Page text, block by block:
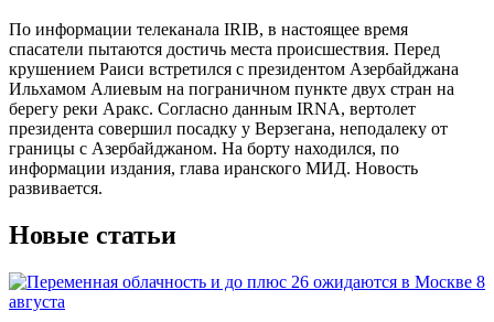
По информации телеканала IRIB, в настоящее время
спасатели пытаются достичь места происшествия. Перед
крушением Раиси встретился с президентом Азербайджана
Ильхамом Алиевым на пограничном пункте двух стран на
берегу реки Аракс. Согласно данным IRNA, вертолет
президента совершил посадку у Верзегана, неподалеку от
границы с Азербайджаном. На борту находился, по
информации издания, глава иранского МИД. Новость
развивается.
Новые статьи